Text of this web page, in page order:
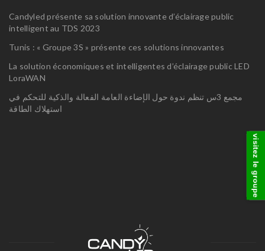
Candyled présente sa solution innovante d’éclairage public
intelligent au TDS 2023
Tunis : « Groupe 3S » présente ces solutions innovantes
La solution économiques et intelligentes d’éclairage public LED
LoraWAN
مجمع 3س تنظم ندوة حول الإضاءة العامة الفعالة والذكية للتحكم في
استهلاك الطاقة
visitez le groupe